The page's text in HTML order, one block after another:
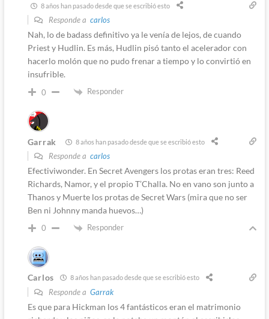
8 años han pasado desde que se escribió esto
Responde a carlos
Nah, lo de badass definitivo ya le venía de lejos, de cuando
Priest y Hudlin. Es más, Hudlin pisó tanto el acelerador con
hacerlo molón que no pudo frenar a tiempo y lo convirtió en
insufrible.
0 Responder
Garrak 8 años han pasado desde que se escribió esto
Responde a carlos
Efectiviwonder. En Secret Avengers los protas eran tres: Reed
Richards, Namor, y el propio T’Challa. No en vano son junto a
Thanos y Muerte los protas de Secret Wars (mira que no ser
Ben ni Johnny manda huevos…)
0 Responder
Carlos 8 años han pasado desde que se escribió esto
Responde a Garrak
Es que para Hickman los 4 fantásticos eran el matrimonio